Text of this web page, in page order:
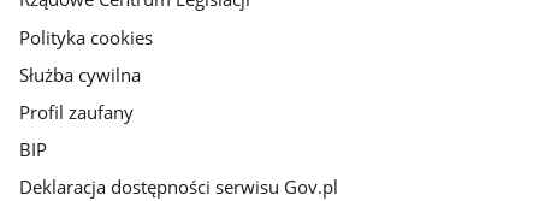
Polityka cookies
Służba cywilna
Profil zaufany
BIP
Deklaracja dostępności serwisu Gov.pl